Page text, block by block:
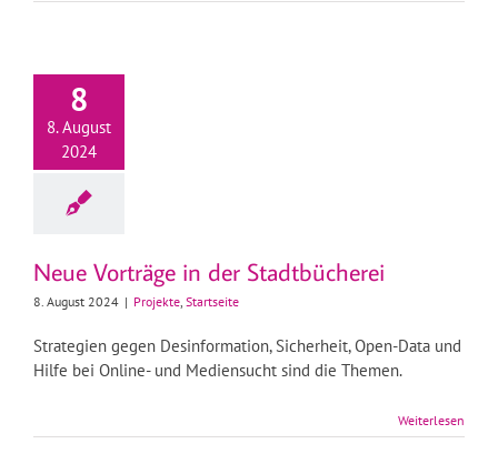
8
8. August
2024
Neue Vorträge in der Stadtbücherei
8. August 2024 | Projekte, Startseite
Strategien gegen Desinformation, Sicherheit, Open-Data und
Hilfe bei Online- und Mediensucht sind die Themen.
Weiterlesen